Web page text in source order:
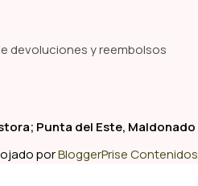
devoluciones y reembolsos
Punta del Este, Maldonado
porBloggerPrise Contenidos